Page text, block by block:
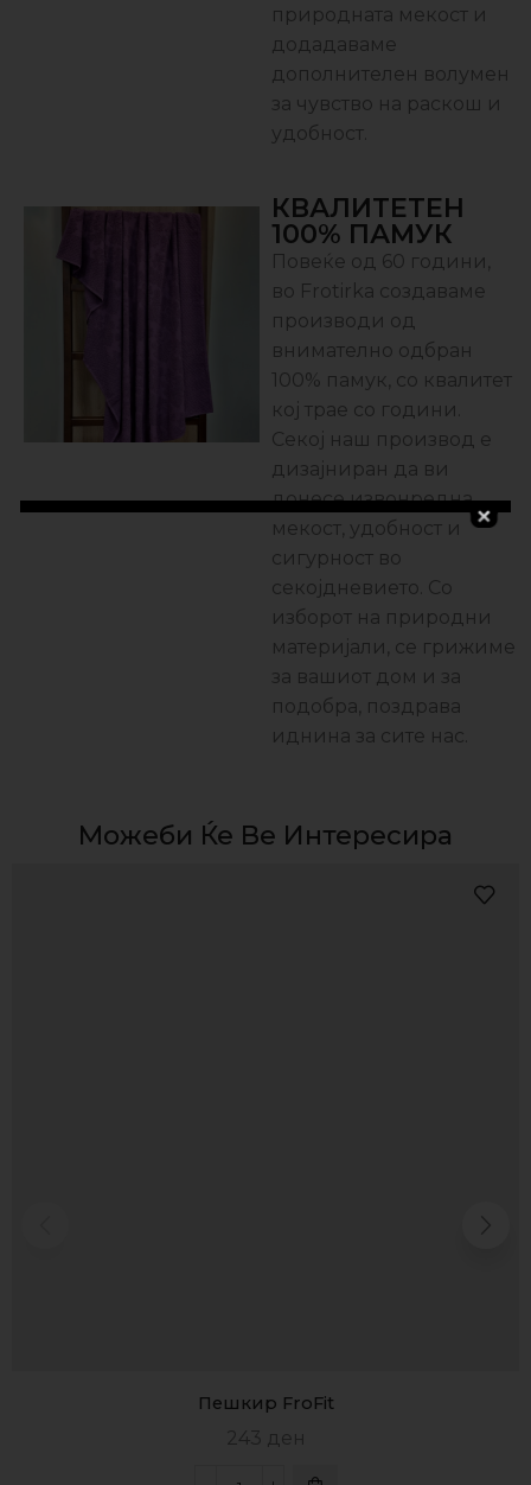
природната мекост и
додадаваме
дополнителен волумен
за чувство на раскош и
удобност.
КВАЛИТЕТЕН
100% ПАМУК
Повеќе од 60 години,
во Frotirka создаваме
производи од
внимателно одбран
100% памук, со квалитет
кој трае со години.
Секој наш производ е
дизајниран да ви
донесе извонредна
мекост, удобност и
сигурност во
секојдневието. Со
изборот на природни
материјали, се грижиме
за вашиот дом и за
подобра, поздравa
иднина за сите нас.
Можеби Ќе Ве Интересира
Пешкир FroFit
243 ден